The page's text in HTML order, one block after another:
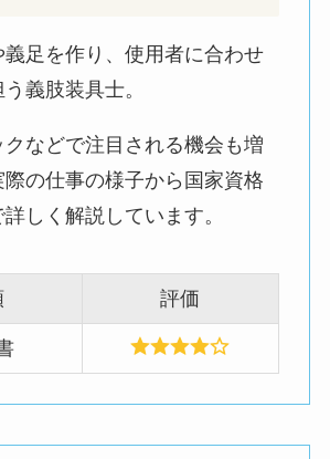
足を作り、使用者に合わせ
義肢装具士。
などで注目される機会も増
際の仕事の様子から国家資格
しく解説しています。
評価